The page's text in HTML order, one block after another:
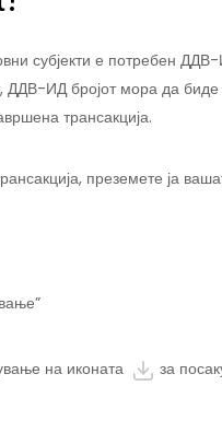
субјекти е потребен ДДВ-
ДДВ-ИД бројот мора да
трансакција.
преземете ја
на иконата
за